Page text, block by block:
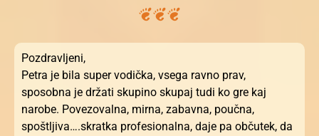
Pozdravljeni,
Petra je bila super vodička, vsega ravno prav,
sposobna je držati skupino skupaj tudi ko gre kaj
narobe. Povezovalna, mirna, zabavna, poučna,
spoštljiva….skratka profesionalna, daje pa občutek, da